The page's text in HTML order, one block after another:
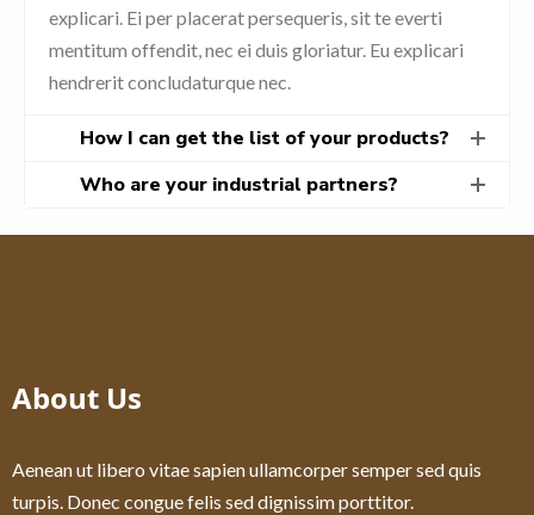
explicari. Ei per placerat persequeris, sit te everti
mentitum offendit, nec ei duis gloriatur. Eu explicari
hendrerit concludaturque nec.
How I can get the list of your products?
Who are your industrial partners?
About Us
Aenean ut libero vitae sapien ullamcorper semper sed quis
turpis. Donec congue felis sed dignissim porttitor.